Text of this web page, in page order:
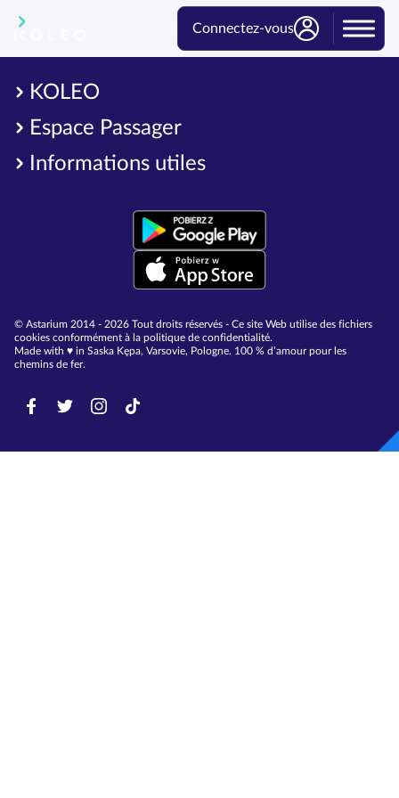
Connectez-vous
KOLEO
Espace Passager
Informations utiles
© Astarium 2014 - 2026 Tout droits réservés - Ce site Web utilise des fichiers
cookies conformément à la politique de confidentialité.
Made with ♥︎ in Saska Kępa, Varsovie, Pologne. 100 % d’amour pour les
chemins de fer.